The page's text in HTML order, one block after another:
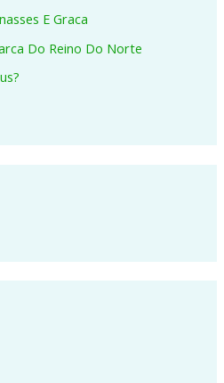
E Graca
Do Reino Do Norte